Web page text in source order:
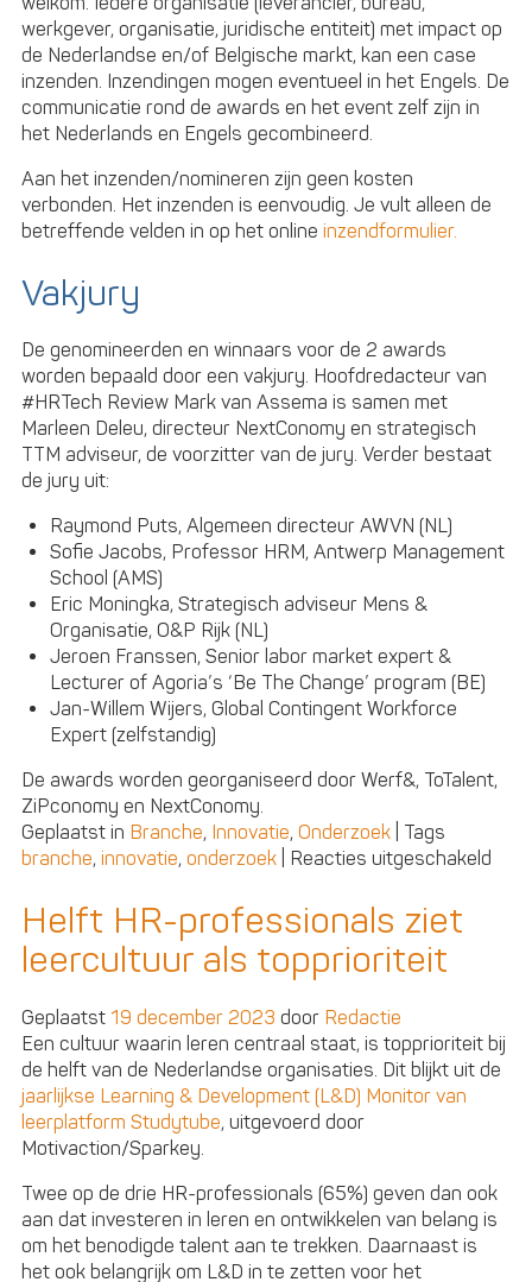
werkgever, organisatie, juridische entiteit) met impact op
de Nederlandse en/of Belgische markt, kan een case
inzenden. Inzendingen mogen eventueel in het Engels. De
communicatie rond de awards en het event zelf zijn in
het Nederlands en Engels gecombineerd.
Aan het inzenden/nomineren zijn geen kosten
verbonden. Het inzenden is eenvoudig. Je vult alleen de
betreffende velden in op het onlineinzendformulier.
Vakjury
De genomineerden en winnaars voor de 2 awards
worden bepaald door een vakjury. Hoofdredacteur van
#HRTech Review Mark van Assema is samen met
Marleen Deleu, directeur NextConomy en strategisch
TTM adviseur, de voorzitter van de jury. Verder bestaat
de jury uit:
Raymond Puts, Algemeen directeur AWVN (NL)
Sofie Jacobs, Professor HRM, Antwerp Management
School (AMS)
Eric Moningka, Strategisch adviseur Mens &
Organisatie, O&P Rijk (NL)
Jeroen Franssen, Senior labor market expert &
Lecturer of Agoria’s ‘Be The Change’ program (BE)
Jan-Willem Wijers, Global Contingent Workforce
Expert (zelfstandig)
De awards worden georganiseerd door Werf&, ToTalent,
ZiPconomy en NextConomy.
Geplaatst in Branche, Innovatie,Onderzoek Tags
branche,innovatie,onderzoek Reacties uitgeschakeld
Total
Helft HR-professionals ziet
leercultuur als topprioriteit
Geplaatst 19 december 2023 door Redactie
Een cultuur waarin leren centraal staat, is topprioriteit bij
de helft van de Nederlandse organisaties. Dit blijkt uit de
jaarlijkse Learning & Development (L&D) Monitor van
leerplatform Studytube, uitgevoerd door
Motivaction/Sparkey.
Twee op de drie HR-professionals (65%) geven dan ook
aan dat investeren in leren en ontwikkelen van belang is
om het benodigde talent aan te trekken. Daarnaast is
het ook belangrijk om L&D in te zetten voor het